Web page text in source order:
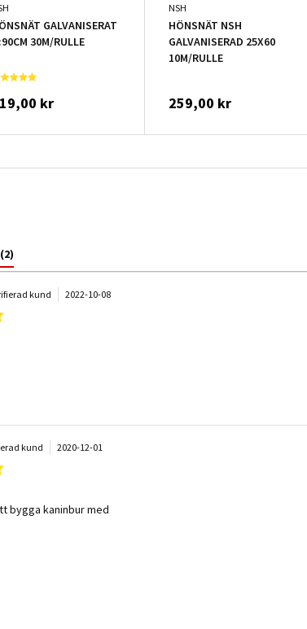
GALVANISERAT
30M/RULLE
kr
NSH
HÖNSNÄT NSH
GALVANISERAD 25X60
10M/RULLE
259,00 kr
(2)
kund
5.0 star rating
2022-10-08
M. on 8 Oct 2022
kund
5.0 star rating
2020-12-01
G. on 1 Dec 2020
bäst
bygga kaninbur med